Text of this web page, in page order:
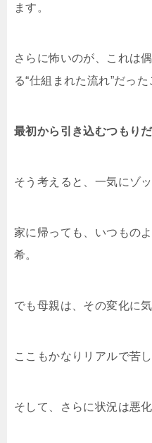
ます。
さらに怖いのが、これは
る“仕組まれた流れ”だった
最初から引き込むつもりだ
そう考えると、一気にゾッ
家に帰っても、いつもの
希。
でも母親は、その変化に気
ここもかなりリアルで苦
そして、さらに状況は悪